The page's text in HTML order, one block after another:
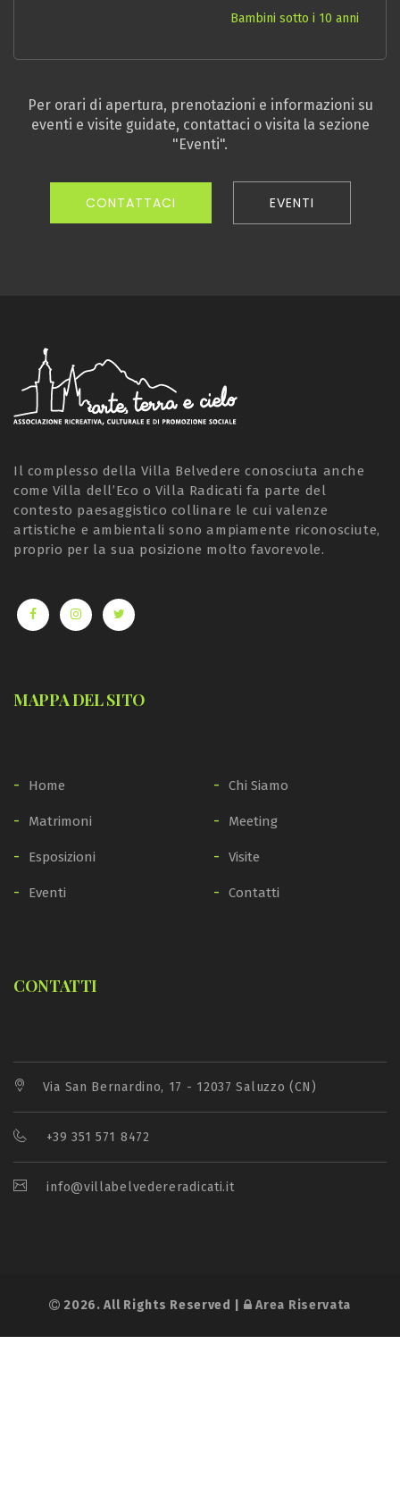
Bambini sotto i 10 anni
Per orari di apertura, prenotazioni e informazioni su
eventi e visite guidate, contattaci o visita la sezione
"Eventi".
CONTATTACI EVENTI
Il complesso della Villa Belvedere conosciuta anche
come Villa dell’Eco o Villa Radicati fa parte del
contesto paesaggistico collinare le cui valenze
artistiche e ambientali sono ampiamente riconosciute,
proprio per la sua posizione molto favorevole.
MAPPA DEL SITO
Home Chi Siamo
Matrimoni Meeting
Esposizioni Visite
Eventi Contatti
CONTATTI
Via San Bernardino, 17 - 12037 Saluzzo (CN)
+39 351 571 8472
info@villabelvedereradicati.it
2026. All Rights Reserved | Area Riservata